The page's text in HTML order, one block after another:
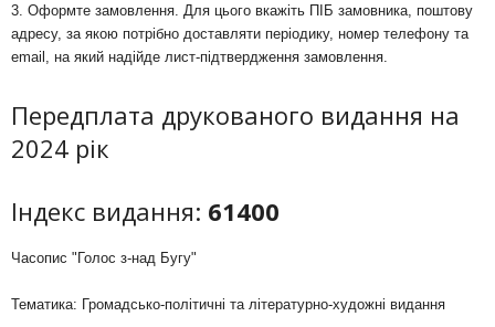
3. Оформте замовлення. Для цього вкажіть ПІБ замовника, поштову
адресу, за якою потрібно доставляти періодику, номер телефону та
email, на який надійде лист-підтвердження замовлення.
Передплата друкованого видання на
2024 рік
Індекс видання: 61400
Часопис "Голос з-над Бугу"
Тематика: Громадсько-політичні та літературно-художні видання